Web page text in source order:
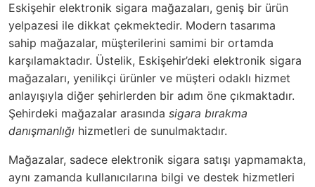
Eskişehir elektronik sigara mağazaları, geniş bir ürün
yelpazesi ile dikkat çekmektedir. Modern tasarıma
sahip mağazalar, müşterilerini samimi bir ortamda
karşılamaktadır. Üstelik, Eskişehir’deki elektronik sigara
mağazaları, yenilikçi ürünler ve müşteri odaklı hizmet
anlayışıyla diğer şehirlerden bir adım öne çıkmaktadır.
Şehirdeki mağazalar arasında sigara bırakma
danışmanlığı hizmetleri de sunulmaktadır.
Mağazalar, sadece elektronik sigara satışı yapmamakta,
aynı zamanda kullanıcılarına bilgi ve destek hizmetleri